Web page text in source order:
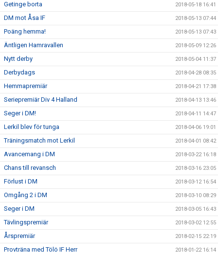
Getinge borta 2018-05-18 16:41
DM mot Åsa IF 2018-05-13 07:44
Poäng hemma! 2018-05-13 07:43
Äntligen Hamravallen 2018-05-09 12:26
Nytt derby 2018-05-04 11:37
Derbydags 2018-04-28 08:35
Hemmapremiär 2018-04-21 17:38
Seriepremiär Div 4 Halland 2018-04-13 13:46
Seger i DM! 2018-04-11 14:47
Lerkil blev för tunga 2018-04-06 19:01
Träningsmatch mot Lerkil 2018-04-01 08:42
Avancemang i DM 2018-03-22 16:18
Chans till revansch 2018-03-16 23:05
Förlust i DM 2018-03-12 16:54
Omgång 2 i DM 2018-03-10 08:29
Seger i DM 2018-03-05 16:43
Tävlingspremiär 2018-03-02 12:55
Årspremiär 2018-02-15 22:19
Provträna med Tölö IF Herr 2018-01-22 16:14